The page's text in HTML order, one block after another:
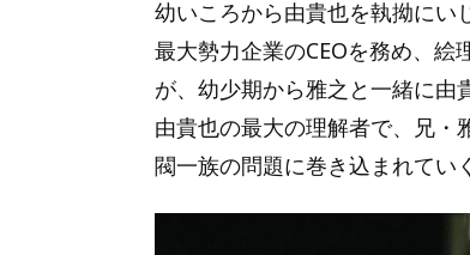
幼いころから由貴也を執拗にい
最大勢力企業のCEOを務め、
が、幼少期から雅之と一緒に由
由貴也の最大の理解者で、兄・
閥一族の問題に巻き込まれてい